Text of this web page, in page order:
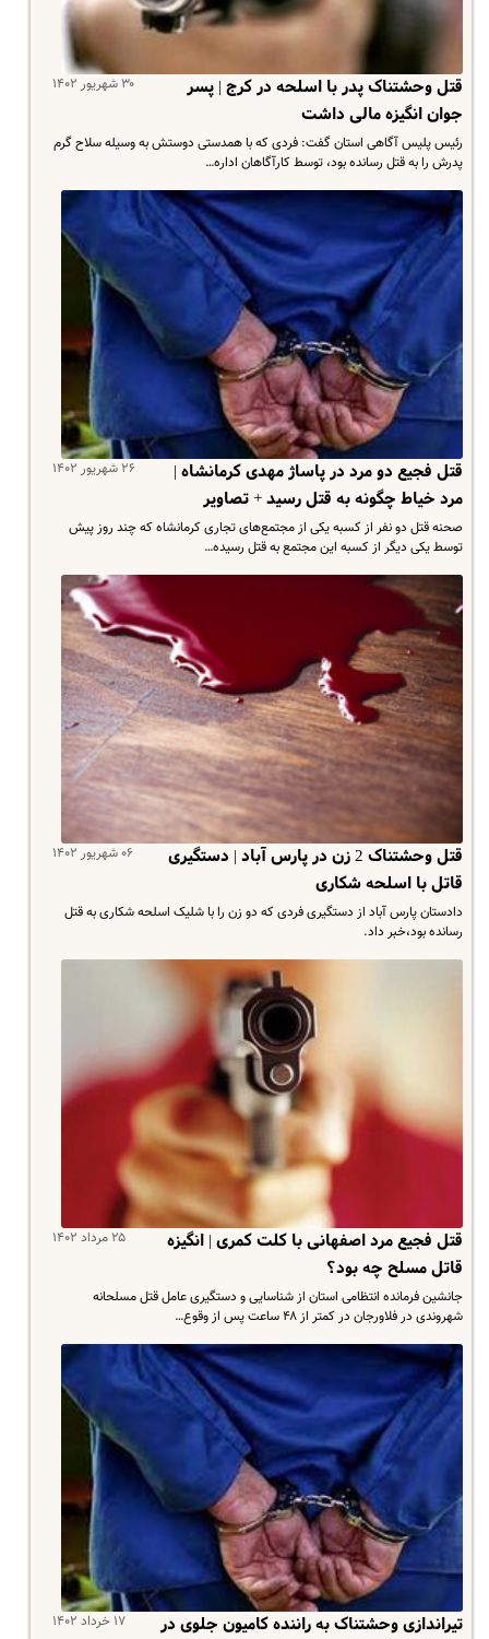
۳۰ شهریور ۱۴۰۲
قتل وحشتناک پدر با اسلحه در کرج | پسر
جوان انگیزه مالی داشت
رئیس پلیس آگاهی استان گفت: فردی که با همدستی دوستش به وسیله سلاح گرم
پدرش را به قتل رسانده بود، توسط کارآگاهان اداره…
۲۶ شهریور ۱۴۰۲
قتل فجیع دو مرد در پاساژ مهدی کرمانشاه |
مرد خیاط چگونه به قتل رسید + تصاویر
صحنه قتل دو نفر از کسبه یکی از مجتمع‌های تجاری کرمانشاه که چند روز پیش
توسط یکی دیگر از کسبه این مجتمع به قتل رسیده…
۰۶ شهریور ۱۴۰۲
قتل وحشتناک 2 زن در پارس آباد | دستگیری
قاتل با اسلحه شکاری
دادستان پارس آباد از دستگیری فردی که دو زن را با شلیک اسلحه شکاری به قتل
رسانده بود،خبر داد.
۲۵ مرداد ۱۴۰۲
قتل فجیع مرد اصفهانی با کلت کمری | انگیزه
قاتل مسلح چه بود؟
جانشین فرمانده انتظامی استان از شناسایی و دستگیری عامل قتل مسلحانه
شهروندی در فلاورجان در کمتر از ۴۸ ساعت پس از وقوع…
۱۷ خرداد ۱۴۰۲
تیراندازی وحشتناک به راننده کامیون جلوی در